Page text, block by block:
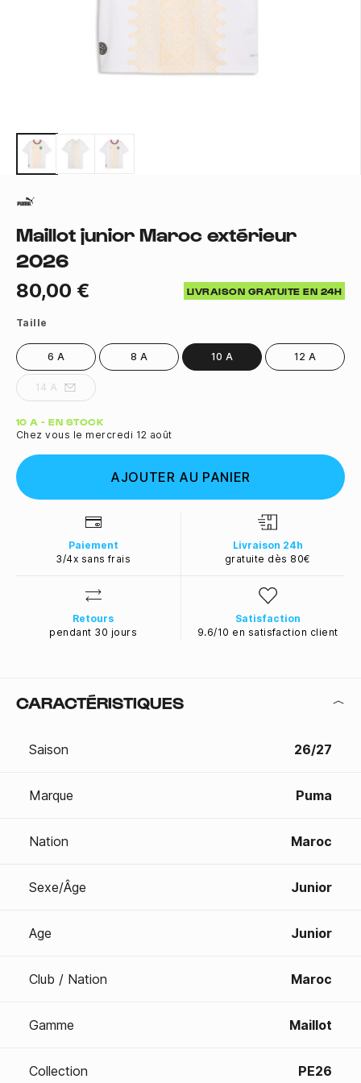
Maillot junior Maroc extérieur
2026
80,00 € LIVRAISON GRATUITE EN 24H
Taille
6 A 8 A 10 A 12 A
14 A
Quantité
10 A - EN STOCK
Chez vous le mercredi 12 août
AJOUTER AU PANIER
Paiement
3/4x sans frais
Livraison 24h
gratuite dès 80€
Retours
pendant 30 jours
Satisfaction
9.6/10 en satisfaction client
CARACTÉRISTIQUES
Saison 26/27
Marque Puma
Nation Maroc
Sexe/Âge Junior
Age Junior
Club / Nation Maroc
Gamme Maillot
Collection PE26